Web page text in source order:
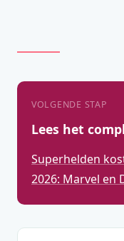
VOLGENDE STAP
Lees het
Superhelden
2026: Marvel en